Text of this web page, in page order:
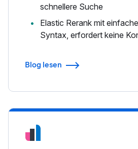
schnellere Suche
Elastic Rerank mit
Syntax, erfordert keine
Blog lesen